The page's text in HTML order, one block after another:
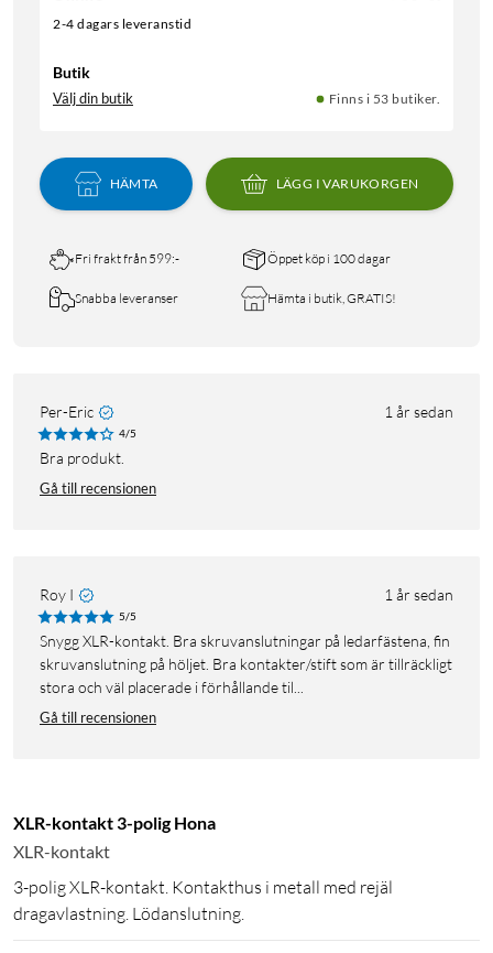
2-4 dagars leveranstid
Butik
Välj din butik Finns i 53 butiker.
HÄMTA LÄGG I VARUKORGEN
Fri frakt från 599:- Öppet köp i 100 dagar
Snabba leveranser Hämta i butik, GRATIS!
Per-Eric 1 år sedan
4/5
Bra produkt.
Gå till recensionen
Roy I 1 år sedan
5/5
Snygg XLR-kontakt. Bra skruvanslutningar på ledarfästena, fin
skruvanslutning på höljet. Bra kontakter/stift som är tillräckligt
stora och väl placerade i förhållande til...
Gå till recensionen
XLR-kontakt 3-polig Hona
XLR-kontakt
3-polig XLR-kontakt. Kontakthus i metall med rejäl
dragavlastning. Lödanslutning.